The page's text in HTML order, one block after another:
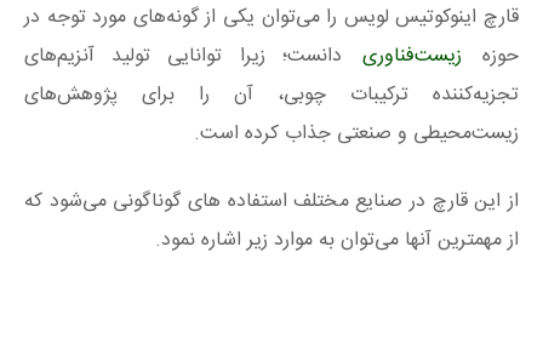
قارچ اینوکوتیس لویس را می‌توان یکی از گونه‌های مورد توجه در
حوزه
زیست‌فناوری
دانست؛ زیرا توانایی تولید آنزیم‌های
تجزیه‌کننده ترکیبات چوبی، آن را برای پژوهش‌های
زیست‌محیطی و صنعتی جذاب کرده است.
از این قارچ در صنایع مختلف استفاده های گوناگونی می‌شود که
از مهمترین آنها می‌توان به موارد زیر اشاره نمود.